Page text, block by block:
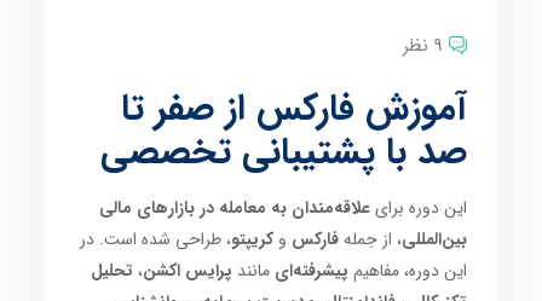
9 نظر
آموزش فارکس از صفر تا
صد با پشتیبانی تخصصی
این دوره برایعلاقه‌مندان به معامله در بازارهای مالی
بین‌المللی، از جملهفارکس وکریپتو، طراحی شده است. در
این دوره، مفاهیم پیشرفته‌ای مانند پرایس اکشن، تحلیل